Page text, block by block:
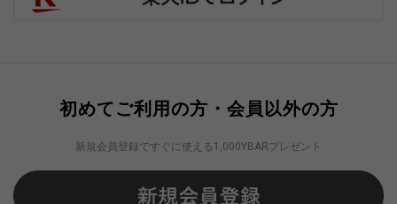
初めてご利用の方・会員以外の方
新規会員登録ですぐに使える1,000YBARプレゼント